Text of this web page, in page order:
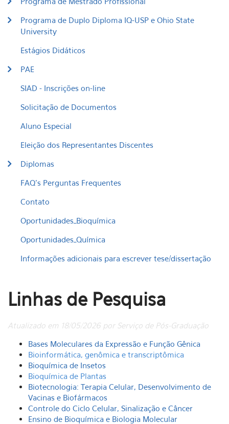
Programa de Duplo Diploma IQ-USP e Ohio State
University
Estágios Didáticos
PAE
SIAD - Inscrições on-line
Solicitação de Documentos
Aluno Especial
Eleição dos Representantes Discentes
Diplomas
FAQ's Perguntas Frequentes
Contato
Oportunidades_Bioquímica
Oportunidades_Química
Informações adicionais para escrever tese/dissertação
Linhas de Pesquisa
Atualizado em 18/05/2026 por Serviço de Pós-Graduação
Bases Moleculares da Expressão e Função Gênica
Bioinformática, genômica e transcriptômica
Bioquímica de Insetos
Bioquímica de Plantas
Biotecnologia: Terapia Celular, Desenvolvimento de
Vacinas e Biofármacos
Controle do Ciclo Celular, Sinalização e Câncer
Ensino de Bioquímica e Biologia Molecular